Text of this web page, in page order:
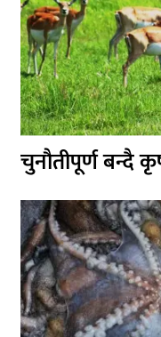
चुनौतीपूर्ण बन्दै